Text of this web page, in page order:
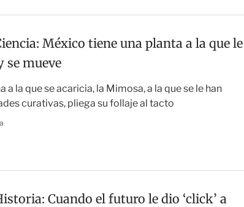
México tiene una planta a la que le
se mueve
a la que se acaricia, la Mimosa, a la que se le han
curativas, pliega su follaje al tacto
Cuando el futuro le dio ‘click’ a